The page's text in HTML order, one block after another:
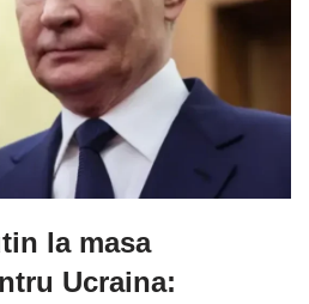
la masa
Ucraina: